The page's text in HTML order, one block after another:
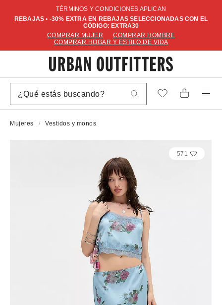
TÉRMINOS Y CONDICIONES APLICAN
REBAJAS • -30% EXTRA EN REBAJAS SELECCIONADAS CON EL
CÓDIGO: EXTRA30
COMPRAR MUJER
COMPRAR HOMBRE
COMPRAR HOGAR Y ESTILO DE VIDA
Mujeres Vestidos y monos
571